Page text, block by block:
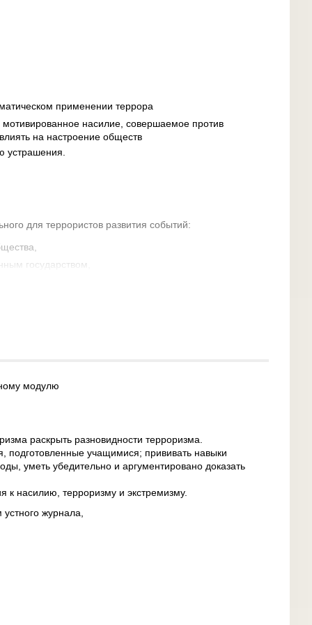
применении террора
насилие, совершаемое против
на настроение обществ
устрашения.
для террористов развития событий:
государством,
модулю
раскрыть разновидности терроризма.
подготовленные учащимися; прививать навыки
уметь убедительно и аргументировано доказать
к насилию, терроризму и экстремизму.
журнала,